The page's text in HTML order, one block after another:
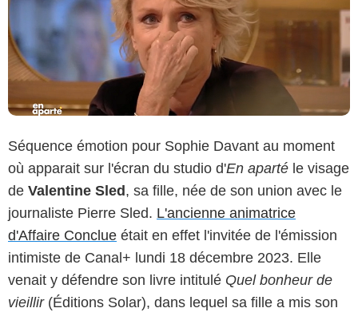
Séquence émotion pour Sophie Davant au moment
où apparait sur l'écran du studio d'En aparté le visage
de Valentine Sled , sa fille, née de son union avec le
journaliste Pierre Sled. L'ancienne animatrice
d'Affaire Conclue était en effet l'invitée de l'émission
intimiste de Canal+ lundi 18 décembre 2023. Elle
venait y défendre son livre intitulé Quel bonheur de
vieillir(Éditions Solar), dans lequel sa fille a mis son